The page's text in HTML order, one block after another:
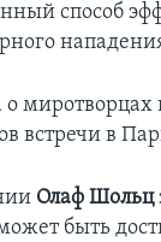
способ
миротворцах
встречи в
Олаф Шольц
быть